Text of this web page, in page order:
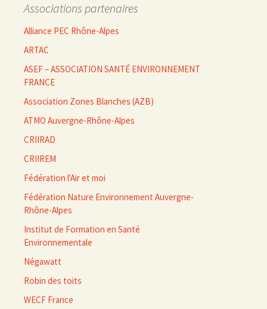
Associations partenaires
Alliance PEC Rhône-Alpes
ARTAC
ASEF – ASSOCIATION SANTÉ ENVIRONNEMENT
FRANCE
Association Zones Blanches (AZB)
ATMO Auvergne-Rhône-Alpes
CRIIRAD
CRIIREM
Fédération l'Air et moi
Fédération Nature Environnement Auvergne-
Rhône-Alpes
Institut de Formation en Santé
Environnementale
Négawatt
Robin des toits
WECF France